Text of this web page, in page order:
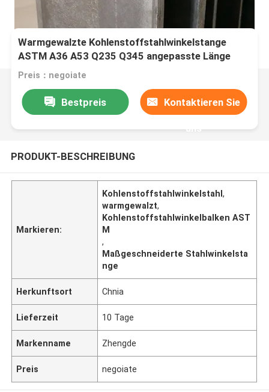
Warmgewalzte Kohlenstoffstahlwinkelstange
ASTM A36 A53 Q235 Q345 angepasste Länge
Preis：negoiate
Bestpreis Kontaktieren Sie
uns
PRODUKT-BESCHREIBUNG
Markieren:
Kohlenstoffstahlwinkelstahl,
warmgewalzt,
Kohlenstoffstahlwinkelbalken AST
M
,
Maßgeschneiderte Stahlwinkelsta
nge
Herkunftsort Chnia
Lieferzeit 10 Tage
Markenname Zhengde
Preis negoiate